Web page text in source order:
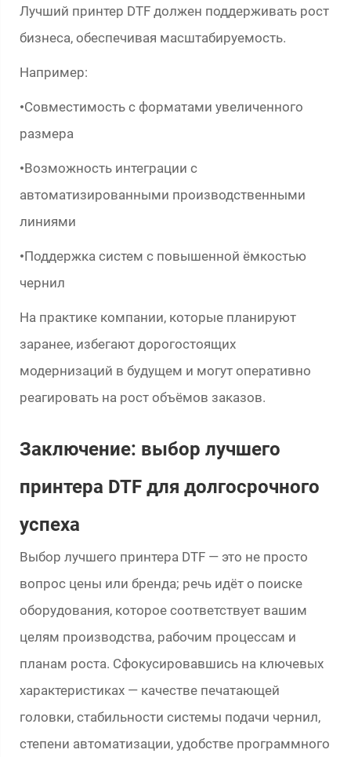
Лучший принтер DTF должен поддерживать рост
бизнеса, обеспечивая масштабируемость.
Например:
•Совместимость с форматами увеличенного
размера
•Возможность интеграции с
автоматизированными производственными
линиями
•Поддержка систем с повышенной ёмкостью
чернил
На практике компании, которые планируют
заранее, избегают дорогостоящих
модернизаций в будущем и могут оперативно
реагировать на рост объёмов заказов.
Заключение: выбор лучшего
принтера DTF для долгосрочного
успеха
Выбор лучшего принтера DTF — это не просто
вопрос цены или бренда; речь идёт о поиске
оборудования, которое соответствует вашим
целям производства, рабочим процессам и
планам роста. Сфокусировавшись на ключевых
характеристиках — качестве печатающей
головки, стабильности системы подачи чернил,
степени автоматизации, удобстве программного